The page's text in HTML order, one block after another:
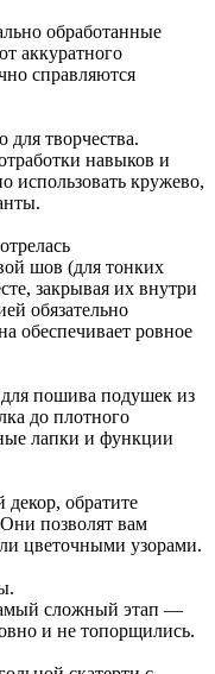
обработанные
аккуратного
справляются
творчества.
навыков и
использовать кружево,
шов (для тонких
закрывая их внутри
обязательно
обеспечивает ровное
пошива подушек из
до плотного
лапки и функции
декор, обратите
позволят вам
цветочными узорами.
сложный этап —
и не топорщились.